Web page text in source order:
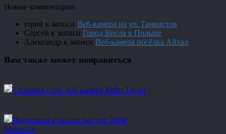
Новые комментарии
юрий к записи Веб-камера на ул. Танкистов
Сергей к записи Город Висла в Польше
Александр к записи Веб-камера посёлка Айхал
Вам также может понравиться
Столовая гора, веб-камера Кейп Тауна
Подъемная станция на горе Table
Mountain